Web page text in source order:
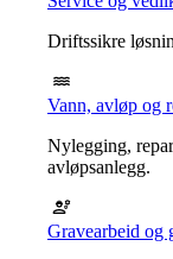
Driftssikre
Vann, avløp og
Nylegging,
avløpsanlegg.
Gravearbeid og